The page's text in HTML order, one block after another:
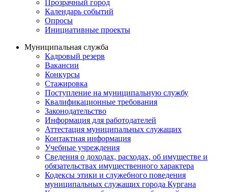
Прозрачный город
Календарь событий
Опросы
Инициативные проекты
Муниципальная служба
Кадровый резерв
Вакансии
Конкурсы
Стажировка
Поступление на муниципальную службу
Квалификационные требования
Законодательство
Информация для работодателей
Аттестация муниципальных служащих
Контактная информация
Учебные учреждения
Сведения о доходах, расходах, об имуществе и
обязательствах имущественного характера
Кодексы этики и служебного поведения
муниципальных служащих города Кургана